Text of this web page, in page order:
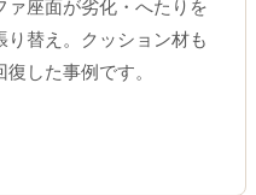
ァ座面が劣化・へたりを
り替え。クッション材も
した事例です。